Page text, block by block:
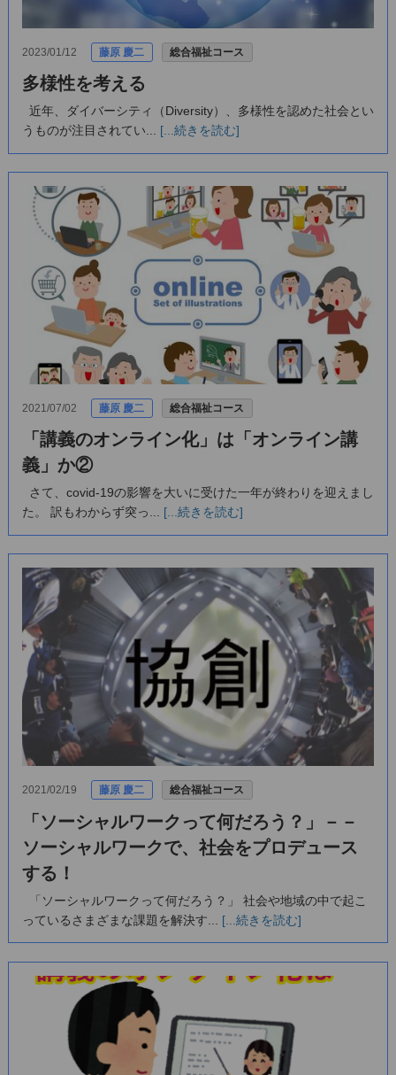
2023/01/12 藤原 慶二 総合福祉コース
多様性を考える
近年、ダイバーシティ（Diversity）、多様性を認めた社会とい
うものが注目されてい... [...続きを読む]
2021/07/02 藤原 慶二 総合福祉コース
「講義のオンライン化」は「オンライン講
義」か②
さて、covid-19の影響を大いに受けた一年が終わりを迎えまし
た。 訳もわからず突っ... [...続きを読む]
2021/02/19 藤原 慶二 総合福祉コース
「ソーシャルワークって何だろう？」－－
ソーシャルワークで、社会をプロデュース
する！
「ソーシャルワークって何だろう？」 社会や地域の中で起こ
っているさまざまな課題を解決す... [...続きを読む]